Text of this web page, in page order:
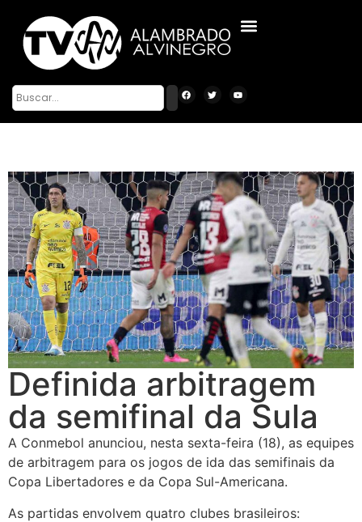
Definida arbitragem
da semifinal da Sula
A Conmebol anunciou, nesta sexta-feira (18), as equipes
de arbitragem para os jogos de ida das semifinais da
Copa Libertadores e da Copa Sul-Americana.
As partidas envolvem quatro clubes brasileiros: